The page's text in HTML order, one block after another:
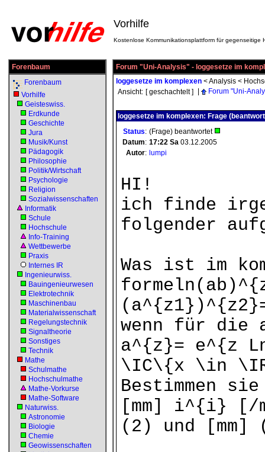
Vorhilfe
Kostenlose Kommunikationsplattform für gegenseitige
Forenbaum
Forenbaum
Vorhilfe
Geisteswiss.
Erdkunde
Geschichte
Jura
Musik/Kunst
Pädagogik
Philosophie
Politik/Wirtschaft
Psychologie
Religion
Sozialwissenschaften
Informatik
Schule
Hochschule
Info-Training
Wettbewerbe
Praxis
Internes IR
Ingenieurwiss.
Bauingenieurwesen
Elektrotechnik
Maschinenbau
Materialwissenschaft
Regelungstechnik
Signaltheorie
Sonstiges
Technik
Mathe
Schulmathe
Hochschulmathe
Mathe-Vorkurse
Mathe-Software
Naturwiss.
Astronomie
Biologie
Chemie
Geowissenschaften
Forum "Uni-Analysis" - loggesetze im
loggesetze im komplexen <Analysis <
Ansicht: [ geschachtelt ] Forum "Uni-
loggesetze im komplexen: Frage
Status: (Frage) beantwortet
Datum: 17:22 Sa 03.12.2005
Autor: lumpi
HI!
ich finde
folgender
Was ist im
wenn für die
a^{z}= e^{z
\IC\{x \in
Bestimmen
[mm] i^{i} [/
(2) und